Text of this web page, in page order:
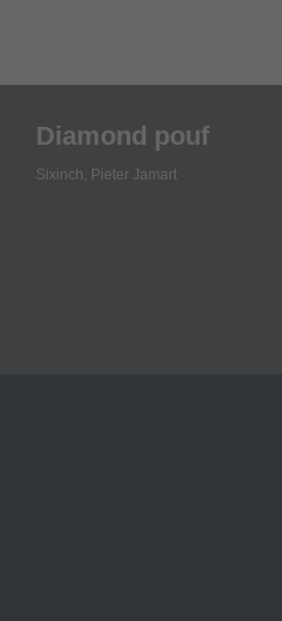
Diamond pouf
Sixinch, Pieter Jamart